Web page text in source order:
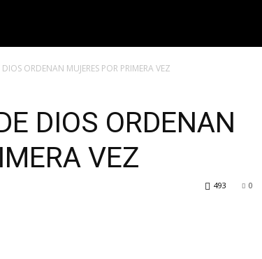
ORDENAN MUJERES POR PRIMERA VEZ
DIOS ORDENAN
VEZ
0
493